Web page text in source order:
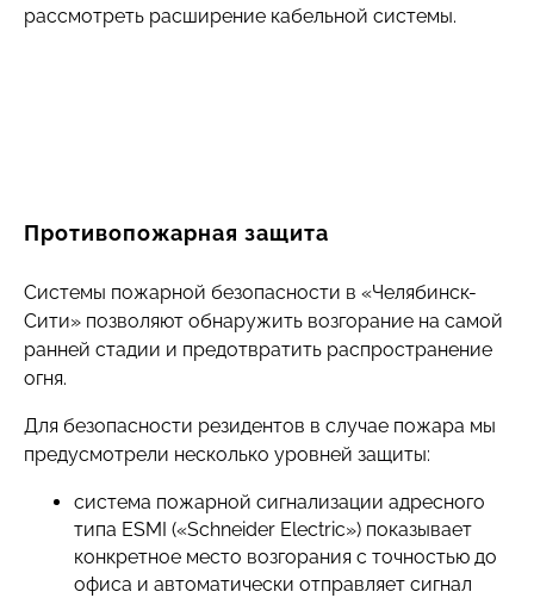
рассмотреть расширение кабельной системы.
Противопожарная защита
Системы пожарной безопасности в «Челябинск-
Сити» позволяют обнаружить возгорание на самой
ранней стадии и предотвратить распространение
огня.
Для безопасности резидентов в случае пожара мы
предусмотрели несколько уровней защиты:
система пожарной сигнализации адресного
типа ESMI («Schneider Electric») показывает
конкретное место возгорания с точностью до
офиса и автоматически отправляет сигнал